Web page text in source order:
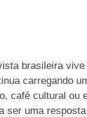
brasileira
carregando
café cultural ou
ser uma